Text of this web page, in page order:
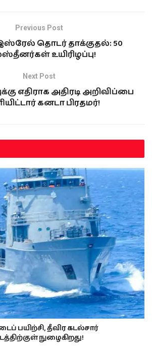
Previous Post
இஸ்ரேல் தொடர் தாக்குதல்: 50
உயிரிழப்பு!
Next Post
எதிராக அதிரடி அறிவிப்பை
கனடா பிரதமர்!
பயிற்சி, தீவிர கடல்சார்
நுழைகிறது!